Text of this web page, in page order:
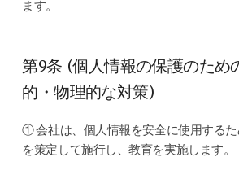
ます。
第9条 (個人情報の保護のため
的・物理的な対策)
① 会社は、個人情報を安全に使用する
を策定して施行し、教育を実施します。